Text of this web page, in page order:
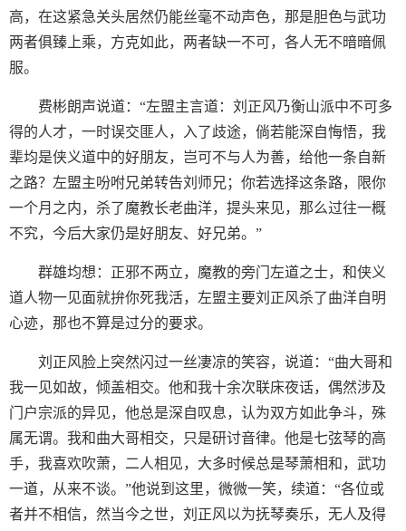
高，在这紧急关头居然仍能丝毫不动声色，那是胆色与武功
两者俱臻上乘，方克如此，两者缺一不可，各人无不暗暗佩
服。
费彬朗声说道：“左盟主言道：刘正风乃衡山派中不可多
得的人才，一时误交匪人，入了歧途，倘若能深自悔悟，我
辈均是侠义道中的好朋友，岂可不与人为善，给他一条自新
之路？左盟主吩咐兄弟转告刘师兄；你若选择这条路，限你
一个月之内，杀了魔教长老曲洋，提头来见，那么过往一概
不究，今后大家仍是好朋友、好兄弟。”
群雄均想：正邪不两立，魔教的旁门左道之士，和侠义
道人物一见面就拚你死我活，左盟主要刘正风杀了曲洋自明
心迹，那也不算是过分的要求。
刘正风脸上突然闪过一丝凄凉的笑容，说道：“曲大哥和
我一见如故，倾盖相交。他和我十余次联床夜话，偶然涉及
门户宗派的异见，他总是深自叹息，认为双方如此争斗，殊
属无谓。我和曲大哥相交，只是研讨音律。他是七弦琴的高
手，我喜欢吹萧，二人相见，大多时候总是琴萧相和，武功
一道，从来不谈。”他说到这里，微微一笑，续道：“各位或
者并不相信，然当今之世，刘正风以为抚琴奏乐，无人及得